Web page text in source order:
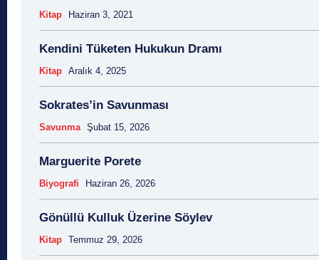
Kitap Haziran 3, 2021
Kendini Tüketen Hukukun Dramı
Kitap Aralık 4, 2025
Sokrates’in Savunması
Savunma Şubat 15, 2026
Marguerite Porete
Biyografi Haziran 26, 2026
Gönüllü Kulluk Üzerine Söylev
Kitap Temmuz 29, 2026